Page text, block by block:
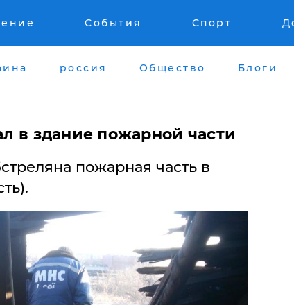
События Спорт
россия Общество Блоги
в здание пожарной части
пожарная часть в